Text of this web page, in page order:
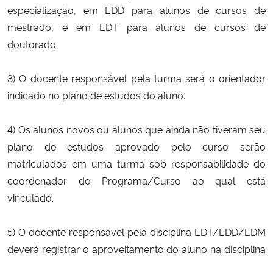
especialização, em EDD para alunos de cursos de
mestrado, e em EDT para alunos de cursos de
doutorado.
3) O docente responsável pela turma será o orientador
indicado no plano de estudos do aluno.
4) Os alunos novos ou alunos que ainda não tiveram seu
plano de estudos aprovado pelo curso serão
matriculados em uma turma sob responsabilidade do
coordenador do Programa/Curso ao qual está
vinculado.
5) O docente responsável pela disciplina EDT/EDD/EDM
deverá registrar o aproveitamento do aluno na disciplina